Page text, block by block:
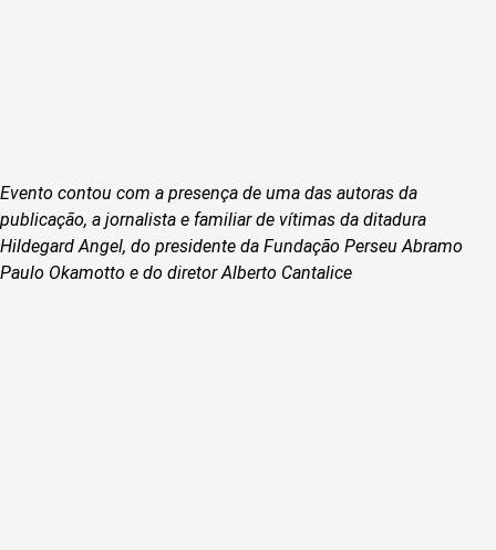
Evento contou com a presença de uma das autoras da
publicação, a jornalista e familiar de vítimas da ditadura
Hildegard Angel, do presidente da Fundação Perseu Abramo
Paulo Okamotto e do diretor Alberto Cantalice